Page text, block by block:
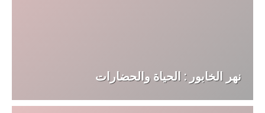
نهر الخابور : الحياة والحضارات